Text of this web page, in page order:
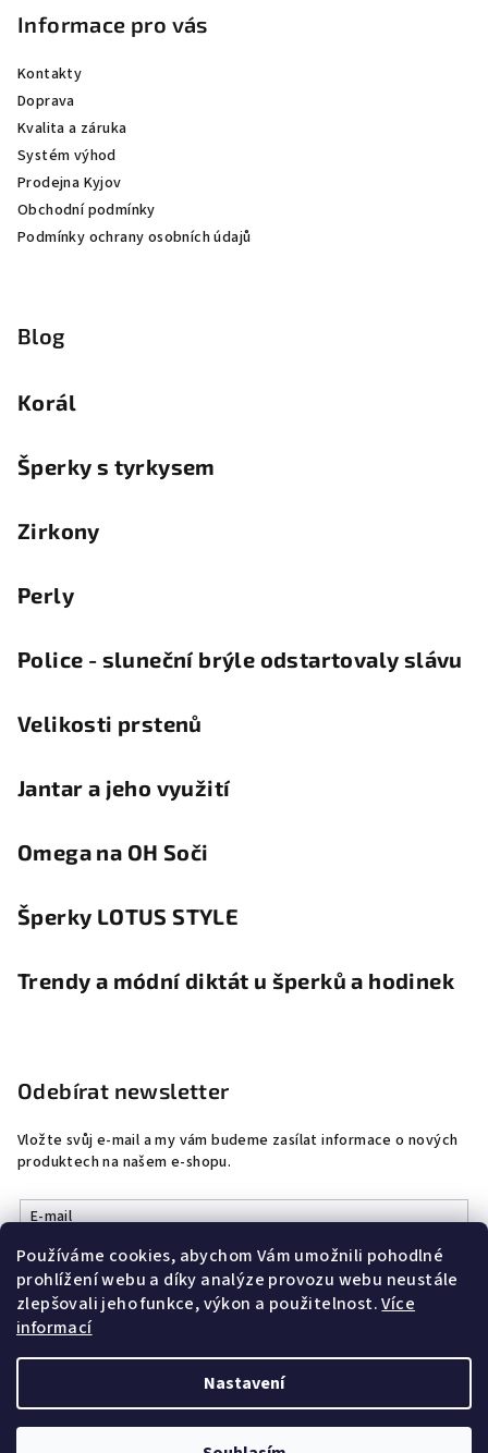
Používáme cookies, abychom Vám umožnili pohodlné
prohlížení webu a díky analýze provozu webu neustále
zlepšovali jeho funkce, výkon a použitelnost.Více
informací
Nastavení
Informace pro vás
Kontakty
Doprava
Kvalita a záruka
Systém výhod
Prodejna Kyjov
Obchodní podmínky
Podmínky ochrany osobních údajů
Blog
Korál
Šperky s tyrkysem
Zirkony
Perly
Police - sluneční brýle odstartovaly slávu
Velikosti prstenů
Jantar a jeho využití
Omega na OH Soči
Šperky LOTUS STYLE
Trendy a módní diktát u šperků a hodinek
Odebírat newsletter
Vložte svůj e-mail a my vám budeme zasílat informace o nových
produktech na našem e-shopu.
E-mail
Vložením e-mailu souhlasíte spodmínkami ochrany osobních
údajů
Přihlásit se